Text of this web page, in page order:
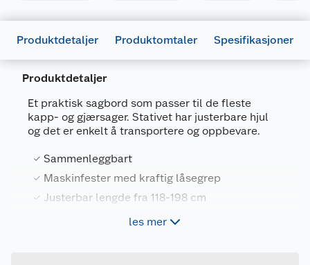
Produktdetaljer Produktomtaler Spesifikasjoner
Produktdetaljer
Et praktisk sagbord som passer til de fleste
kapp- og gjærsager. Stativet har justerbare hjul
og det er enkelt å transportere og oppbevare.
Sammenleggbart
Maskinfester med kraftig låsegrep
Justerbar lengde fra 118-198 cm
Høydejusterbare støtter med anlegg
les mer
Generelt
Artikkelnummer
Leverandørens artikkelnummer
YH-MS029E